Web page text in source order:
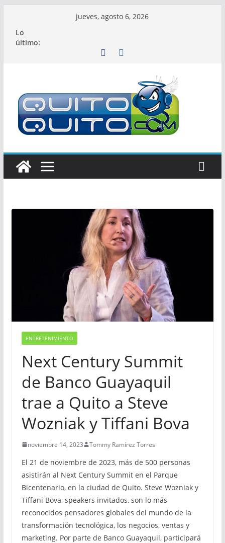
contenido
jueves, agosto 6, 2026
Lo
último:
ENTRETENIMIENTO
Next Century Summit
de Banco Guayaquil
trae a Quito a Steve
Wozniak y Tiffani Bova
noviembre 14, 2023 Tommy Ramírez Torres
El 21 de noviembre de 2023, más de 500 personas
asistirán al Next Century Summit en el Parque
Bicentenario, en la ciudad de Quito. Steve Wozniak y
Tiffani Bova, speakers invitados, son lo más
reconocidos pensadores globales del mundo de la
transformación tecnológica, los negocios, ventas y
marketing. Por parte de Banco Guayaquil, participará